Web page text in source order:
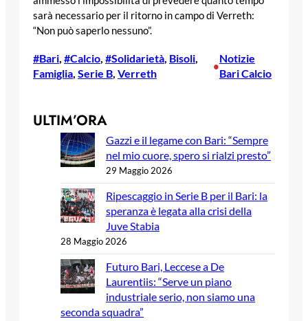
sarà necessario per il ritorno in campo di Verreth:
“Non può saperlo nessuno”.
#Bari, #Calcio, #Solidarietà, Bisoli
Famiglia, Serie B, Verreth
•
Notizie
Bari Calcio
ULTIM’ORA
Gazzi e il legame con Bari: “Sempre
nel mio cuore, spero si rialzi presto”
29 Maggio 2026
Ripescaggio in Serie B per il Bari: la
speranza è legata alla crisi della
Juve Stabia
28 Maggio 2026
Futuro Bari, Leccese a De
Laurentiis: “Serve un piano
industriale serio, non siamo una
seconda squadra”